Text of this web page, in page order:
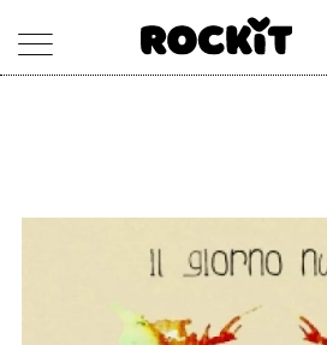
CONCERTI